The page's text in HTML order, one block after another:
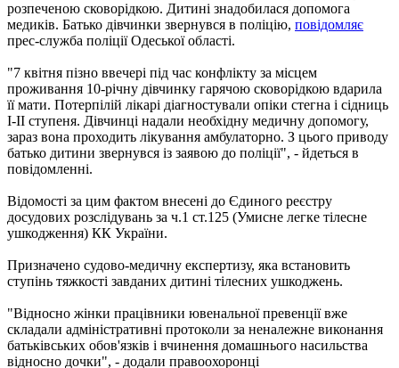
розпеченою сковорідкою. Дитині знадобилася допомога
медиків. Батько дівчинки звернувся в поліцію, повідомляє
прес-служба поліції Одеської області.
"7 квітня пізно ввечері під час конфлікту за місцем
проживання 10-річну дівчинку гарячою сковорідкою вдарила
її мати. Потерпілій лікарі діагностували опіки стегна і сідниць
I-II ступеня. Дівчинці надали необхідну медичну допомогу,
зараз вона проходить лікування амбулаторно. З цього приводу
батько дитини звернувся із заявою до поліції", - йдеться в
повідомленні.
Відомості за цим фактом внесені до Єдиного реєстру
досудових розслідувань за ч.1 ст.125 (Умисне легке тілесне
ушкодження) КК України.
Призначено судово-медичну експертизу, яка встановить
ступінь тяжкості завданих дитині тілесних ушкоджень.
"Відносно жінки працівники ювенальної превенції вже
складали адміністративні протоколи за неналежне виконання
батьківських обов'язків і вчинення домашнього насильства
відносно дочки", - додали правоохоронці